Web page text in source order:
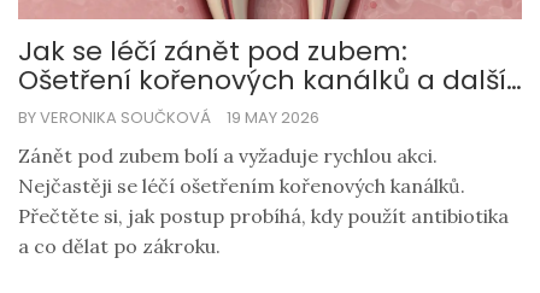
Jak se léčí zánět pod zubem:
Ošetření kořenových kanálků a další
možnosti
BY VERONIKA SOUČKOVÁ 19 MAY 2026
Zánět pod zubem bolí a vyžaduje rychlou akci.
Nejčastěji se léčí ošetřením kořenových kanálků.
Přečtěte si, jak postup probíhá, kdy použít antibiotika
a co dělat po zákroku.